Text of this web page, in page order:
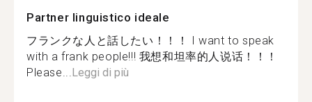
Partner linguistico ideale
フランクな人と話したい！！！ I want to speak
with a frank people!!! 我想和坦率的人说话！！！
Please...Leggi di più